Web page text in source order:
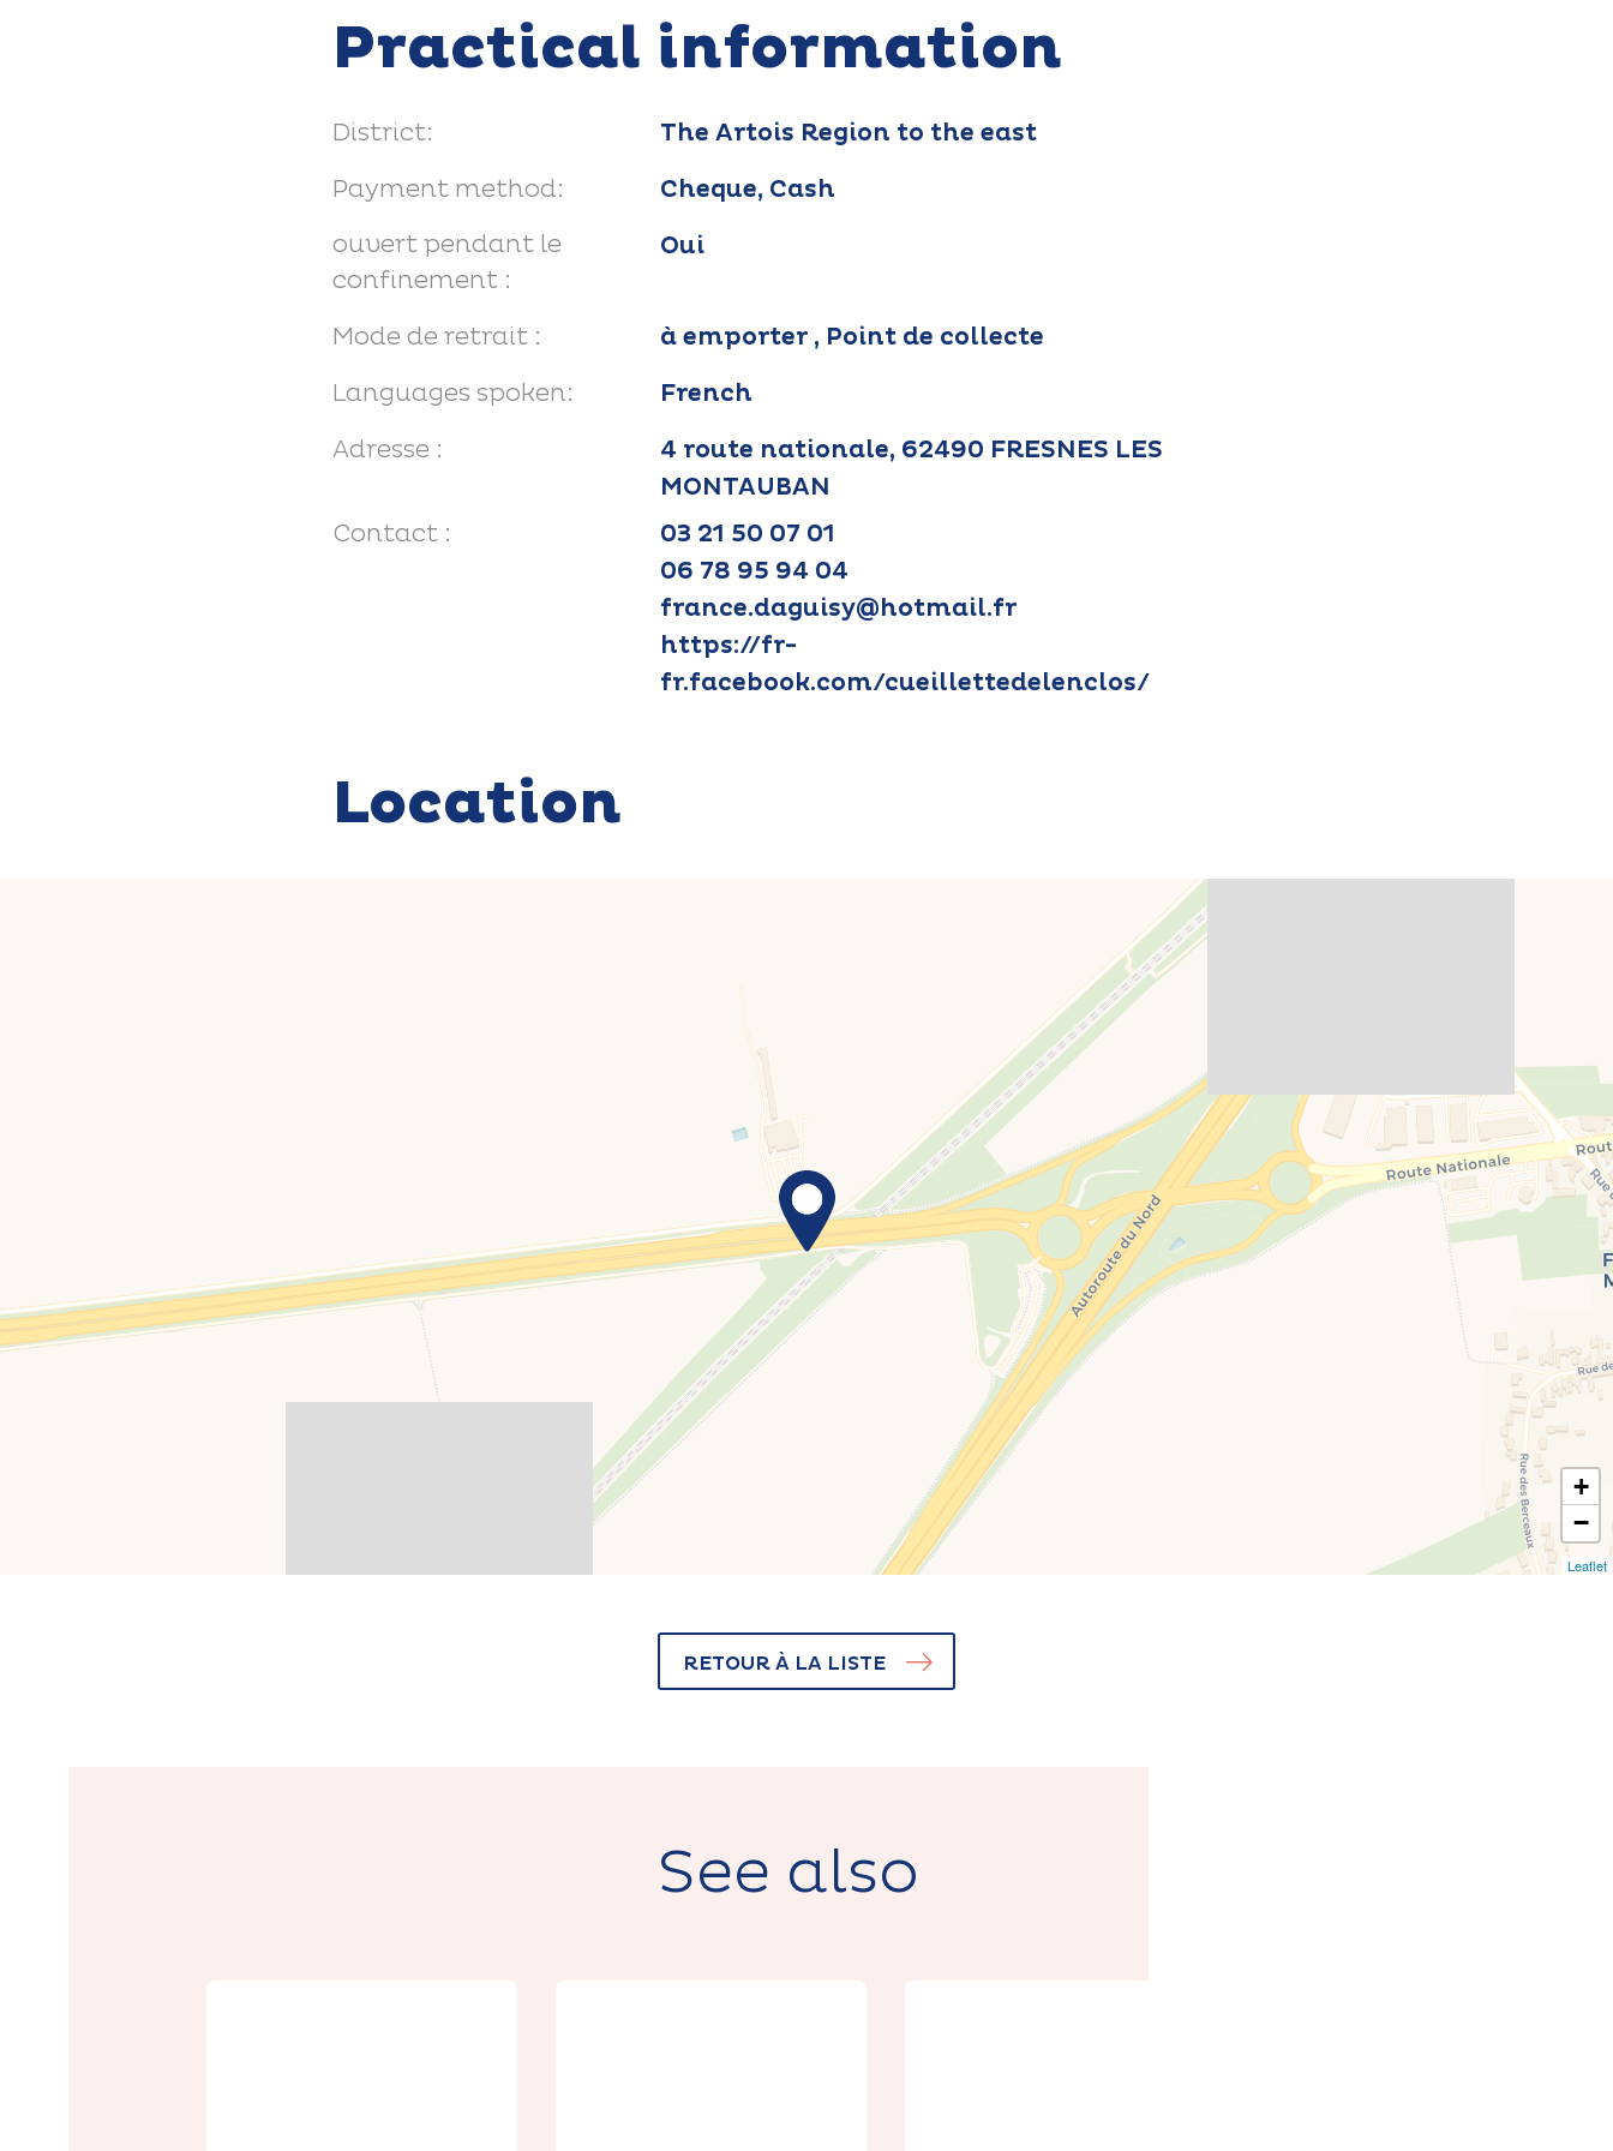
Practical information
District:
The Artois Region to the east
Payment method:
Cheque, Cash
ouvert pendant le
confinement :
Oui
Mode de retrait :
à emporter , Point de collecte
Languages spoken:
French
Adresse :
4 route nationale, 62490 FRESNES LES
MONTAUBAN
Contact :
03 21 50 07 01
06 78 95 94 04
france.daguisy@hotmail.fr
https://fr-
fr.facebook.com/cueillettedelenclos/
Location
+
−
Leaflet
RETOUR À LA LISTE
See also